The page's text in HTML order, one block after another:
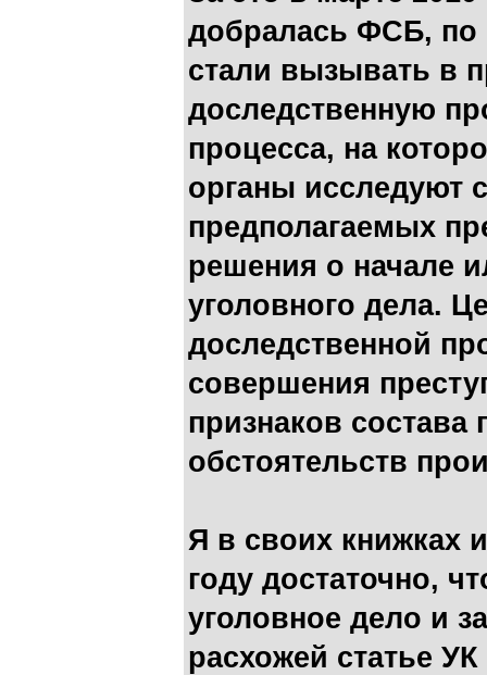
добралась ФСБ, по
стали вызывать в
доследственную
процесса, на
органы исследуют
предполагаемых
решения о начале
уголовного дела.
доследственной
совершения
признаков состава
обстоятельств
Я в своих книжках
году достаточно,
уголовное дело и
расхожей статье